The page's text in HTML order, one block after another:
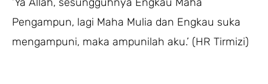
Pengampun, lagi Maha Mulia dan Engkau suka
mengampuni, maka ampunilah aku.’ (HR Tirmizi)